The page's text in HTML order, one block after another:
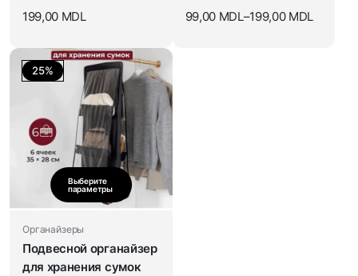
199,00 MDL 99,00 MDL–199,00 MDL
25%
Выберите
параметры
Органайзеры
Подвесной органайзер
для хранения сумок